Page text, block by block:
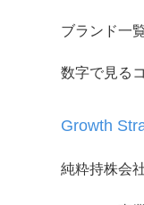
ブランド一
数字で見る
Growth
純粋持株会